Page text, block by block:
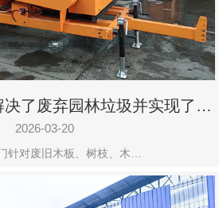
了废弃园林垃圾并实现了再
利用
2026-03-20
针对废旧木板、树枝、木…